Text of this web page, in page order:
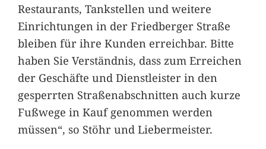
Restaurants, Tankstellen und weitere
Einrichtungen in der Friedberger Straße
bleiben für ihre Kunden erreichbar. Bitte
haben Sie Verständnis, dass zum Erreichen
der Geschäfte und Dienstleister in den
gesperrten Straßenabschnitten auch kurze
Fußwege in Kauf genommen werden
müssen“, so Stöhr und Liebermeister.